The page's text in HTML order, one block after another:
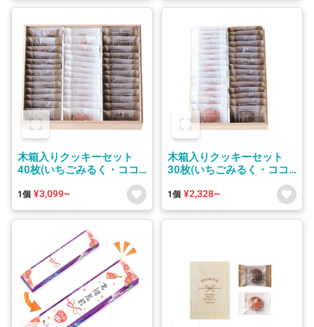
木箱入りクッキーセット
40枚(いちごみるく・ココ
1個 ¥3,099~
木箱入りクッキーセット
30枚(いちごみるく・ココ
1個 ¥2,328~